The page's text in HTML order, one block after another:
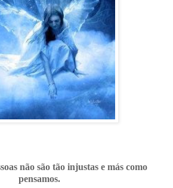
não são tão injustas e más como
pensamos.